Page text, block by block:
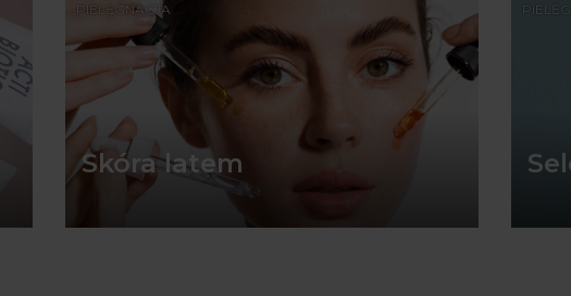
PIELĘGNACJA
Skóra latem